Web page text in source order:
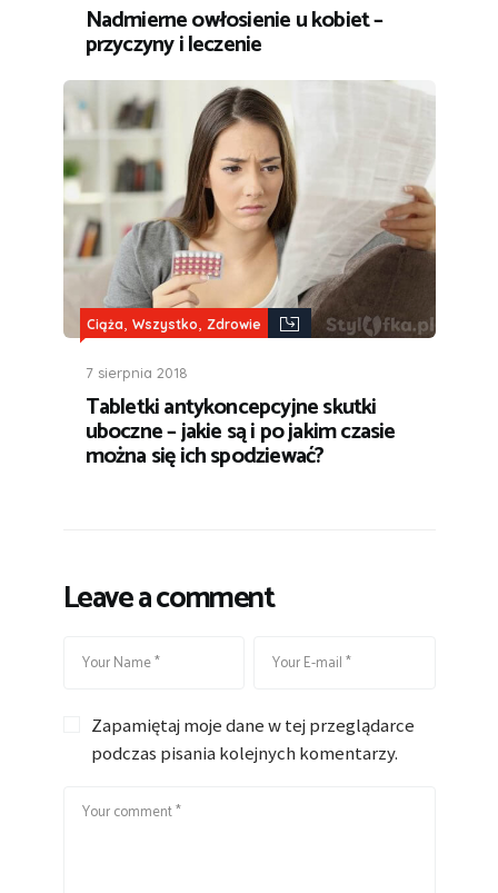
Nadmierne owłosienie u kobiet –
przyczyny i leczenie
Ciąża, Wszystko, Zdrowie
7 sierpnia 2018
Tabletki antykoncepcyjne skutki
uboczne – jakie są i po jakim czasie
można się ich spodziewać?
Leave a comment
Zapamiętaj moje dane w tej przeglądarce
podczas pisania kolejnych komentarzy.